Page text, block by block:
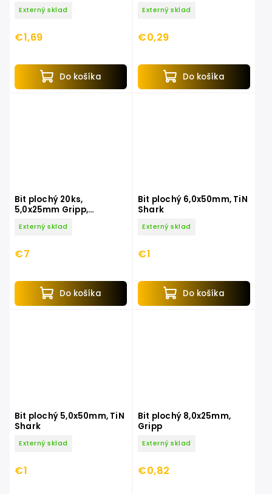
Externý sklad
€1,69
Do košíka
Externý sklad
€0,29
Do košíka
Bit plochý 20ks,
5,0x25mm Gripp,
Externý sklad
€7
Do košíka
Bit plochý 6,0x50mm, TiN
Shark
Externý sklad
€1
Do košíka
Bit plochý 5,0x50mm, TiN
Shark
Externý sklad
€1
Bit plochý 8,0x25mm,
Gripp
Externý sklad
€0,82